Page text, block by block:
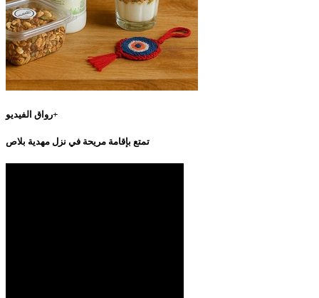
رواق الفيديو+
تمتع بإقامة مريحة في نزل مهدية بلاص